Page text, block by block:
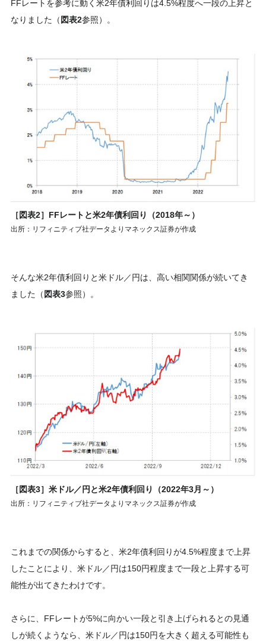
FFレートを参考に動く米2年債利回りは4.5%程度へ一段の上昇と
なりました（図表2参照）。
［図表2］FFレートと米2年債利回り（2018年～）
出所：リフィニティブ社データよりマネックス証券が作成
そんな米2年債利回りと米ドル／円は、高い相関関係が続いてき
ました（ 図表3参照）。
［図表3］米ドル／円と米2年債利回り（2022年3月～）
出所：リフィニティブ社データよりマネックス証券が作成
これまでの関係からすると、米2年債利回りが4.5%程度まで上昇
したことにより、米ドル／円は150円程度まで一段と上昇する可
能性が出てきたわけです。
さらに、FFレートが5%に向かい一段と引き上げられるとの見通
しが続くようなら、米ドル／円は150円を大きく超える可能性も